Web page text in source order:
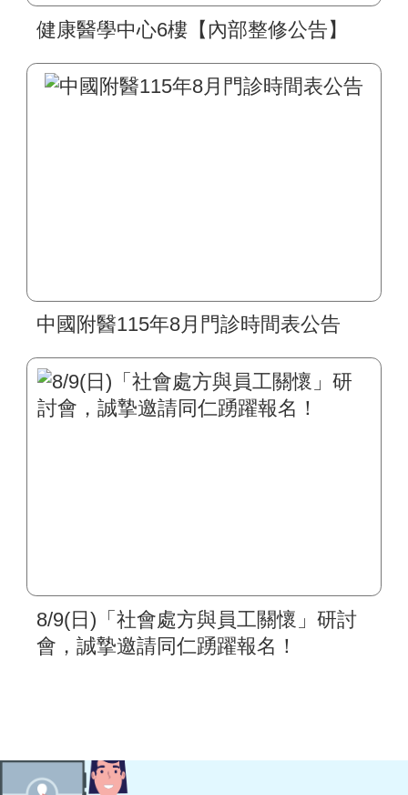
健康醫學中心6樓【內部整修公告】
中國附醫115年8月門診時間表公告
8/9(日)「社會處方與員工關懷」研討
會，誠摯邀請同仁踴躍報名！